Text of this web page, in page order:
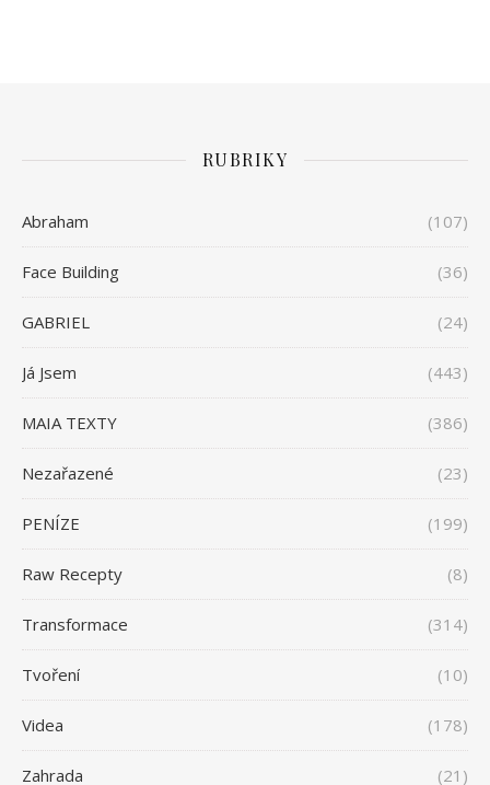
RUBRIKY
Abraham (107)
Face Building (36)
GABRIEL (24)
Já Jsem (443)
MAIA TEXTY (386)
Nezařazené (23)
PENÍZE (199)
Raw Recepty (8)
Transformace (314)
Tvoření (10)
Videa (178)
Zahrada (21)